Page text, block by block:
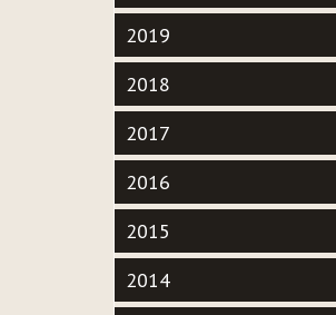
2019
2018
2017
2016
2015
2014